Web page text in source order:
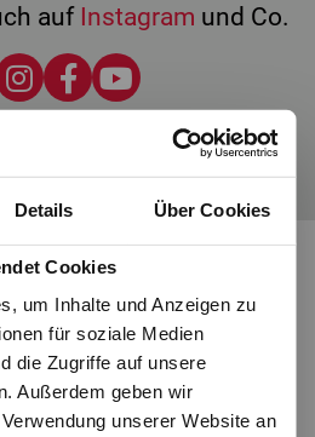
Details Über Cookies
Cookies
um Inhalte und Anzeigen zu
für soziale Medien
die Zugriffe auf unsere
Außerdem geben wir
unserer Website an
auf Instagram und Co.
uns auf Dich.